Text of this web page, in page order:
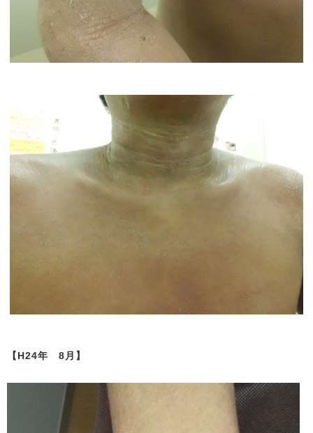
【H24年 8月】